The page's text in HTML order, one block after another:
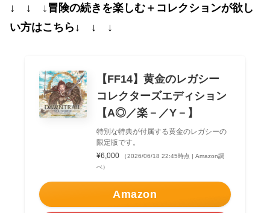
↓ ↓ ↓冒険の続きを楽しむ＋コレクションが欲し
い方はこちら↓ ↓ ↓
【FF14】黄金のレガシー
コレクターズエディション
【A◎／楽－／Y－】
特別な特典が付属する黄金のレガシーの
限定版です。
¥6,000
（2026/06/18 22:45時点 | Amazon調
べ）
Amazon